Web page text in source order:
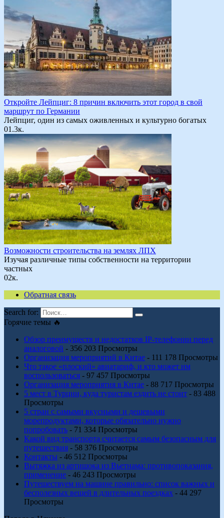
Откройте Лейпциг: 8 причин включить этот город в свой
маршрут по Германии
Лейпциг, один из самых оживленных и культурно богатых
01.3к.
Возможности строительства на землях ЛПХ
Изучая различные типы собственности на территории
частных
02к.
Обратная связь
Search for:
Горячие темы 🔥
Обзор преимуществ и недостатков IP-телефонии перед
аналоговой - 356 203 Просмотры
Организация мероприятий в Китае - 111 178 Просмотры
Что такое «плоский» авиатариф, и кто может им
воспользоваться - 97 457 Просмотры
Организация мероприятия в Китае - 88 717 Просмотры
5 мест в Турции, куда туристам ездить не стоит - 83 488
Просмотры
5 стран с самыми вкусными и дешевыми
морепродуктами, которые обязательно нужно
попробовать - 71 334 Просмотры
Какой вид транспорта считается самым безопасным для
путешествия - 58 376 Просмотры
Контакты - 46 512 Просмотры
Вытяжка из артишока из Вьетнама: противопоказания,
применение - 46 243 Просмотры
Путешествуем на машине правильно: список важных и
бесполезных вещей в длительных поездках - 44 297
Просмотры